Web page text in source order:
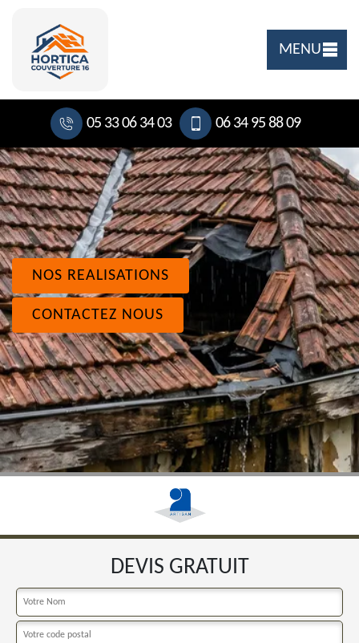
MENU
05 33 06 34 03 06 34 95 88 09
NOS REALISATIONS
CONTACTEZ NOUS
DEVIS GRATUIT